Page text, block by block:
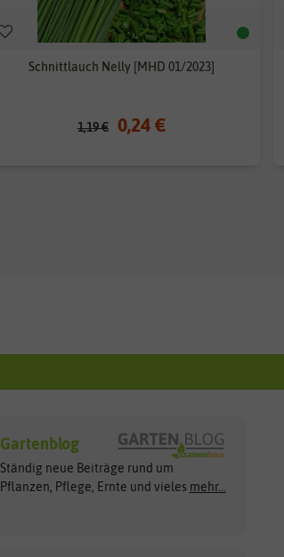
Schnittlauch Nelly [MHD 01/2023]
1,19 € 0,24 €
Gartenblog
Ständig neue Beiträge rund um
Pflanzen, Pflege, Ernte und vieles mehr...